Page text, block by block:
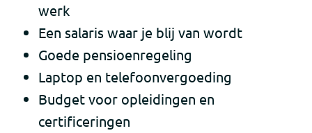
werk
Een salaris waar je blij van wordt
Goede pensioenregeling
Laptop en telefoonvergoeding
Budget voor opleidingen en
certificeringen